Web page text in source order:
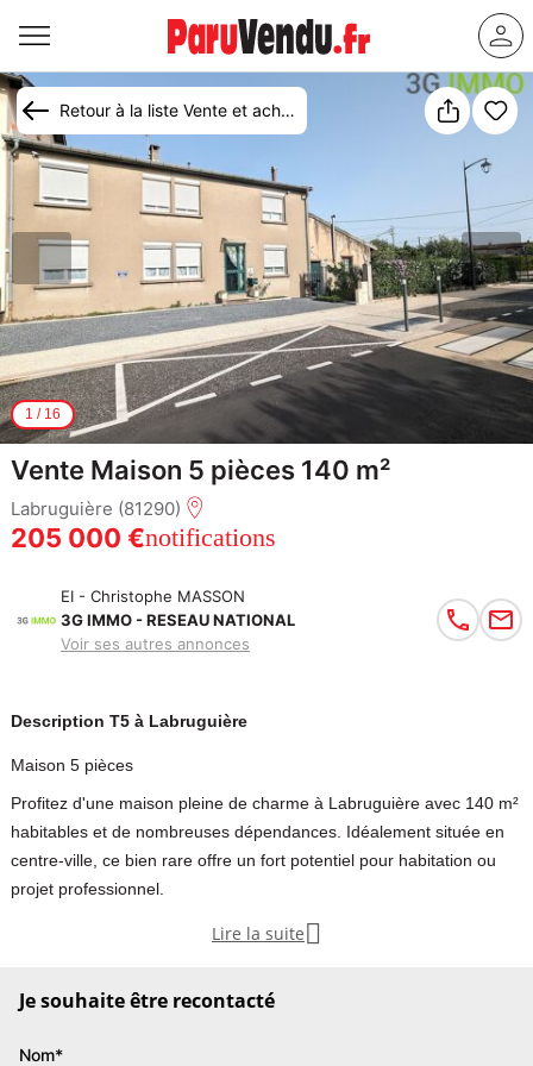
Retour à la liste Vente et achat maison Labruguière
1 / 16
Vente Maison 5 pièces 140 m²
Labruguière (81290)
205 000 €notifications
EI - Christophe MASSON
3G IMMO - RESEAU NATIONAL
Voir ses autres annonces
Description T5 à Labruguière
Maison 5 pièces
Profitez d'une maison pleine de charme à Labruguière avec 140 m²
habitables et de nombreuses dépendances. Idéalement située en
centre-ville, ce bien rare offre un fort potentiel pour habitation ou
projet professionnel.
de 150 m² de surface utile), édifiée sur un terrain clos d'environ 500
Lire la suite 
Je souhaite être recontacté
Nom*